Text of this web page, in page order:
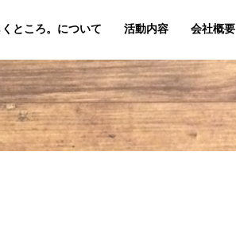
ところ。について 活動内容 会社概要